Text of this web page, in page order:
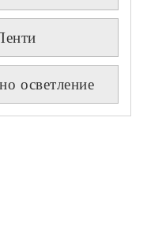
осветление